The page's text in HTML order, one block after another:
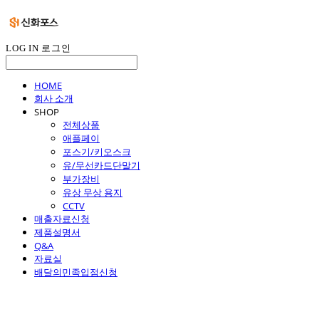
LOG IN 로그인
HOME
회사 소개
SHOP
전체상품
애플페이
포스기/키오스크
유/무선카드단말기
부가장비
유상 무상 용지
CCTV
매출자료신청
제품설명서
Q&A
자료실
배달의민족입점신청